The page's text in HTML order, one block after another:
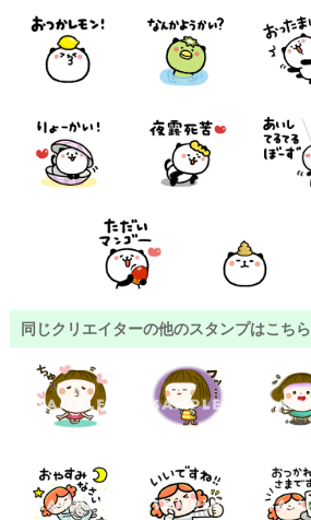
同じクリエイターの他のスタンプはこちら